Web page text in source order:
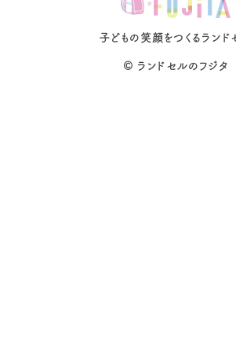
子どもの笑顔をつくるランド
© ランドセルのフジタ